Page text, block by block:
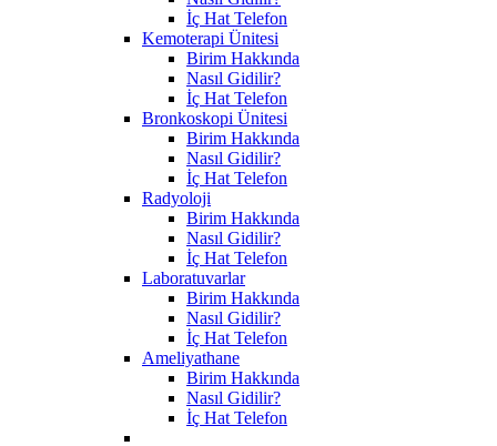
İç Hat Telefon
Kemoterapi Ünitesi
Birim Hakkında
Nasıl Gidilir?
İç Hat Telefon
Bronkoskopi Ünitesi
Birim Hakkında
Nasıl Gidilir?
İç Hat Telefon
Radyoloji
Birim Hakkında
Nasıl Gidilir?
İç Hat Telefon
Laboratuvarlar
Birim Hakkında
Nasıl Gidilir?
İç Hat Telefon
Ameliyathane
Birim Hakkında
Nasıl Gidilir?
İç Hat Telefon